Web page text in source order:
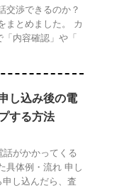
交渉できるのか？
まとめました。 カ
内容確認」や「
し込み後の電
する方法
がかかってくる
具体例・流れ 申し
し込んだら、査